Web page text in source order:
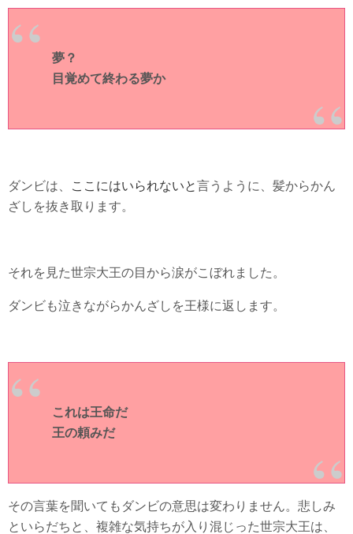
夢？
目覚めて終わる夢か
ダンビは、 ここにはいられないと言うように、髪からかん
ざしを抜き取ります。
それを見た世宗大王の目から涙がこぼれました。
ダンビも泣きながらかんざしを王様に返します。
これは王命だ
王の頼みだ
その言葉を聞いてもダンビの意思は変わりません。悲しみ
といらだちと、複雑な気持ちが入り混じった世宗大王は、